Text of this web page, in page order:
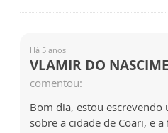
Há 5 anos
VLAMIR DO
comentou:
Bom dia, estou escrevendo
sobre a cidade de Coari, e